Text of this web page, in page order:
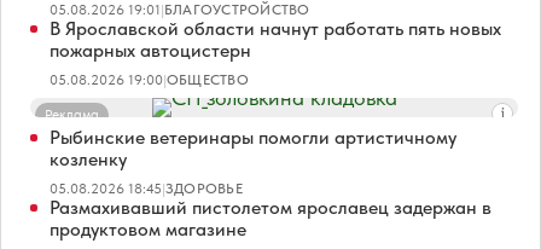
05.08.2026 19:01|БЛАГОУСТРОЙСТВО
В Ярославской области начнут работать пять новых
пожарных автоцистерн
05.08.2026 19:00|ОБЩЕСТВО
Реклама
Рыбинские ветеринары помогли артистичному
козленку
05.08.2026 18:45|ЗДОРОВЬЕ
Размахивавший пистолетом ярославец задержан в
продуктовом магазине